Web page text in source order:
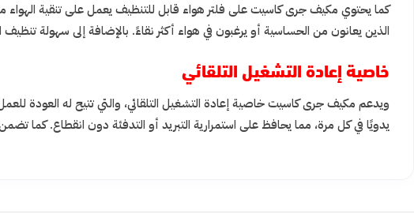
كما يحتوي مكيف جرى كاسيت على فلتر هواء قابل للتنظيف يعمل على تنقية
الذين يعانون من الحساسية أو يرغبون في هواء أكثر نقاءً. بالإضافة إلى سهولة
خاصية إعادة التشغيل التلقائي
ويدعم مكيف جرى كاسيت خاصية إعادة التشغيل التلقائي، والتي تتيح له العودة
يدويًا في كل مرة، مما يحافظ على استمرارية التبريد أو التدفئة دون انقطاع. كما